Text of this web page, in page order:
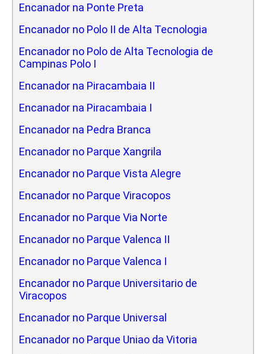
Encanador na Ponte Preta
Encanador no Polo II de Alta Tecnologia
Encanador no Polo de Alta Tecnologia de
Campinas Polo I
Encanador na Piracambaia II
Encanador na Piracambaia I
Encanador na Pedra Branca
Encanador no Parque Xangrila
Encanador no Parque Vista Alegre
Encanador no Parque Viracopos
Encanador no Parque Via Norte
Encanador no Parque Valenca II
Encanador no Parque Valenca I
Encanador no Parque Universitario de
Viracopos
Encanador no Parque Universal
Encanador no Parque Uniao da Vitoria